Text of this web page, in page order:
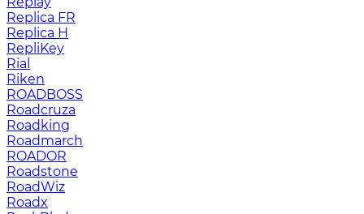
Replica FR
Replica H
RepliKey
Rial
Riken
ROADBOSS
Roadcruza
Roadking
Roadmarch
ROADOR
Roadstone
RoadWiz
Roadx